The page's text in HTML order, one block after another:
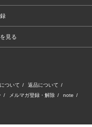
見る
ついて / 返品について /
/ メルマガ登録・解除 / note /